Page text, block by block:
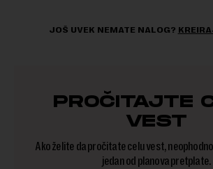
JOŠ UVEK NEMATE NALOG?
PROČITAJTE
VEST
Ako želite da pročitate celu vest,
jedan od planova pretplate.